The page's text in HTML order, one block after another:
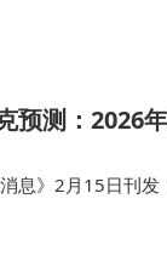
然，不如说它是一
预测：2026
消息》2月15日刊
需要编程，AI将直